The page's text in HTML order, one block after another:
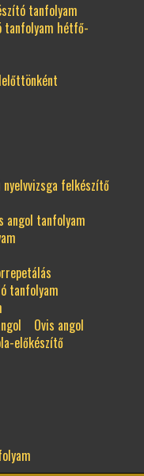
tanfolyam
tanfolyam hétfő-
felkészítő
angol tanfolyam
tanfolyam
Ovis angol
előkészítő